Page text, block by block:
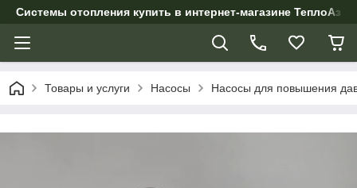
Системы отопления купить в интернет-магазине ТеплоАзии
Товары и услуги Насосы Насосы для повышения